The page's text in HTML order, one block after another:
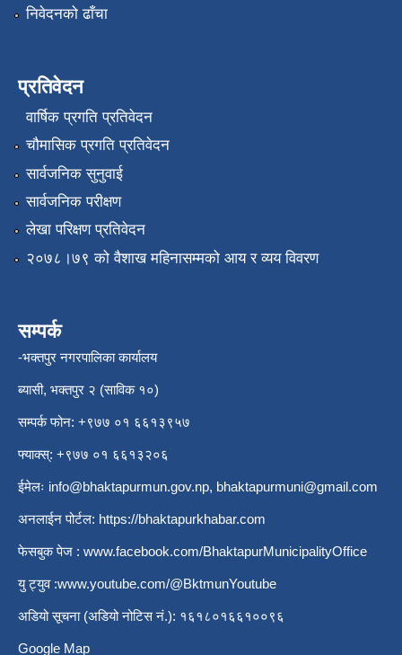
निवेदनको ढाँचा
प्रतिवेदन
वार्षिक प्रगति प्रतिवेदन
चौमासिक प्रगति प्रतिवेदन
सार्वजनिक सुनुवाई
सार्वजनिक परीक्षण
लेखा परिक्षण प्रतिवेदन
२०७८।७९ को वैशाख महिनासम्मको आय र व्यय विवरण
सम्पर्क
-भक्तपुर नगरपालिका कार्यालय
ब्यासी, भक्तपुर २ (साविक १०)
सम्पर्क फोन: +९७७ ०१ ६६१३९५७
फ्याक्स्: +९७७ ०१ ६६१३२०६
ईमेलः info@bhaktapurmun.gov.np, bhaktapurmuni@gmail.com
अनलाईन पोर्टल: https://bhaktapurkhabar.com
फेसबुक पेज : www.facebook.com/BhaktapurMunicipalityOffice
यु ट्युव :www.youtube.com/@BktmunYoutube
अडियो सूचना (अडियो नोटिस नं.): १६१८०१६६१००९६
Google Map